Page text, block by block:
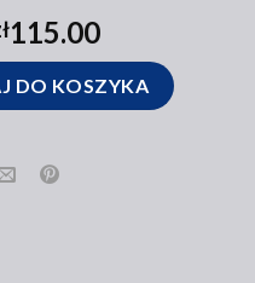
115.00
duża
DO KOSZYKA